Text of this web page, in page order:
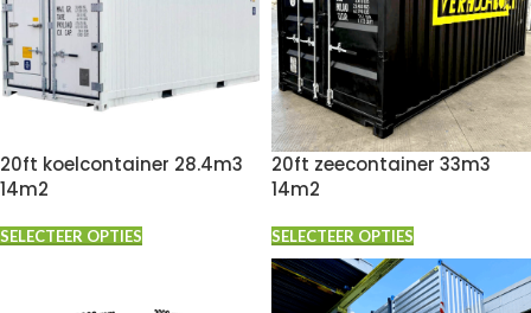
20ft koelcontainer 28.4m3
14m2
SELECTEER OPTIES
20ft zeecontainer 33m3
14m2
SELECTEER OPTIES